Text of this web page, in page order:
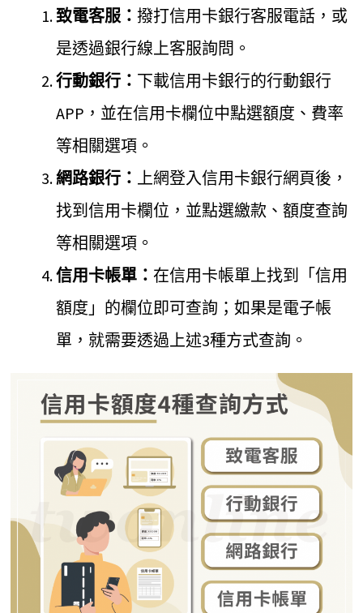
致電客服： 撥打信用卡銀行客服電話，或
是透過銀行線上客服詢問。
行動銀行： 下載信用卡銀行的行動銀行
APP，並在信用卡欄位中點選額度、費率
等相關選項。
網路銀行：
上網登入信用卡銀行網頁後，
找到信用卡欄位，並點選繳款、額度查詢
等相關選項。
信用卡帳單： 在信用卡帳單上找到「信用
額度」的欄位即可查詢；如果是電子帳
單，就需要透過上述3種方式查詢。